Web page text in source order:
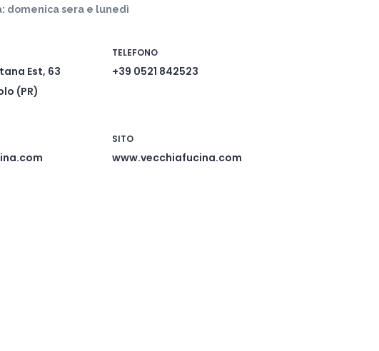
domenica sera e lunedì
Est, 63
(PR)
TELEFONO
+39 0521 842523
SITO
www.vecchiafucina.com